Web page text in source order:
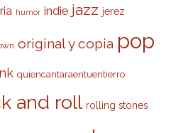
humor indie jazz jerez
original y copia pop
quiencantaraentuentierro
and roll rolling stones